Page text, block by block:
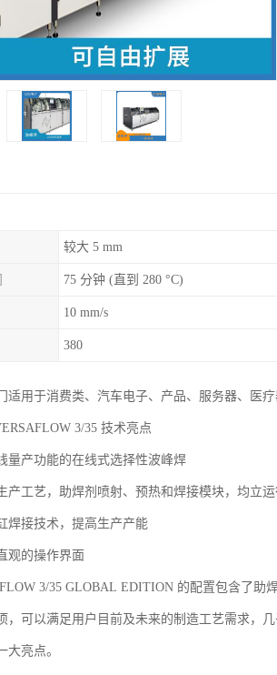
较大 5 mm
75 分钟 (直到 280 °C)
10 mm/s
380
适用于消费类、汽车电子、产品、服务器、医
3/35 技术亮点
量产功能的在线式选择性波峰焊
产工艺，助焊剂喷射、预热和焊接模块，均立
焊接技术，提高生产产能
观的操作界面
3/35 GLOBAL EDITION 的配置包含了助
，可以满足用户目前及未来的制造工艺需求，
大亮点。